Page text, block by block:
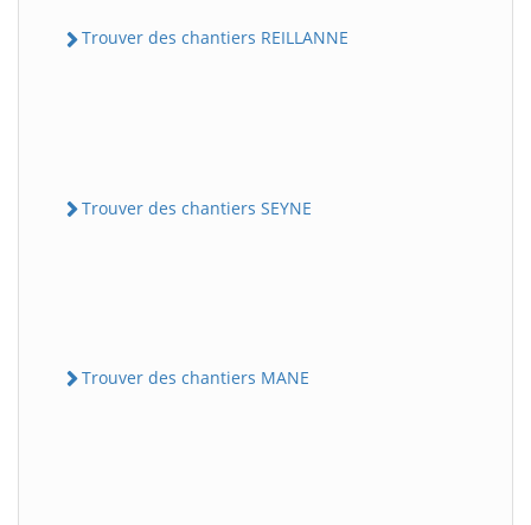
Trouver des chantiers REILLANNE
Trouver des chantiers SEYNE
Trouver des chantiers MANE